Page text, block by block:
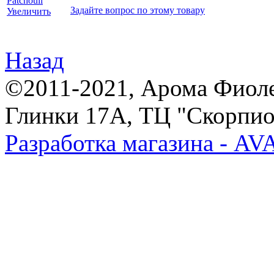
Увеличить
Задайте вопрос по этому товару
Назад
©2011-2021, Арома
Глинки 17А, ТЦ
Разработка магазина -